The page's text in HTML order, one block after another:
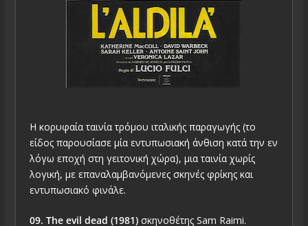
Η κορυφαία ταινία τρόμου ιταλικής παραγωγής (το
είδος παρουσίασε μία εντυπωσιακή άνθιση κατά την εν
λόγω εποχή στη γειτονική χώρα), μια ταινία χωρίς
λογική, με επαναλαμβανόμενες σκηνές φρίκης και
εντυπωσιακό φινάλε.
09. The evil dead (1981)σκηνοθέτης Sam Raimi.